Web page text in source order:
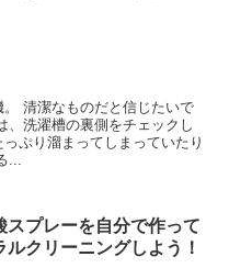
清潔なものだと信じたいで
、洗濯槽の裏側をチェックし
ぷり溜まってしまっていたり
スプレーを自分で作って
ルクリーニングしよう！